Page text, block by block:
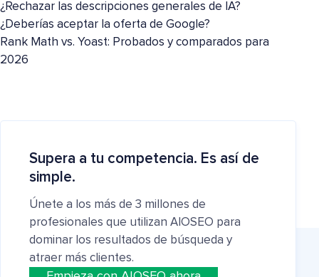
¿Rechazar las descripciones generales de IA?
¿Deberías aceptar la oferta de Google?
Rank Math vs. Yoast: Probados y comparados para
2026
Supera a tu competencia. Es así de
simple.
Únete a los más de 3 millones de
profesionales que utilizan AIOSEO para
dominar los resultados de búsqueda y
atraer más clientes.